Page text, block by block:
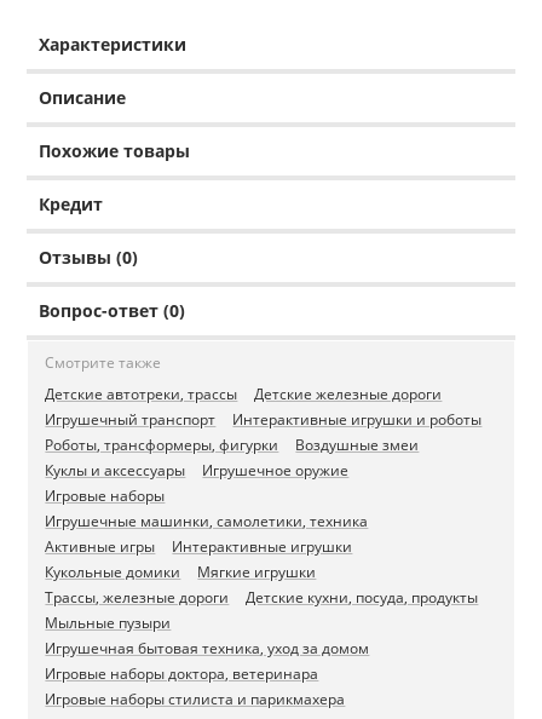
Характеристики
Описание
Похожие товары
Кредит
Отзывы (0)
Вопрос-ответ (0)
Смотрите также
Детские автотреки, трассы
Детские железные дороги
Игрушечный транспорт
Интерактивные игрушки и роботы
Роботы, трансформеры, фигурки
Воздушные змеи
Куклы и аксессуары
Игрушечное оружие
Игровые наборы
Игрушечные машинки, самолетики, техника
Активные игры
Интерактивные игрушки
Кукольные домики
Мягкие игрушки
Трассы, железные дороги
Детские кухни, посуда, продукты
Мыльные пузыри
Игрушечная бытовая техника, уход за домом
Игровые наборы доктора, ветеринара
Игровые наборы стилиста и парикмахера